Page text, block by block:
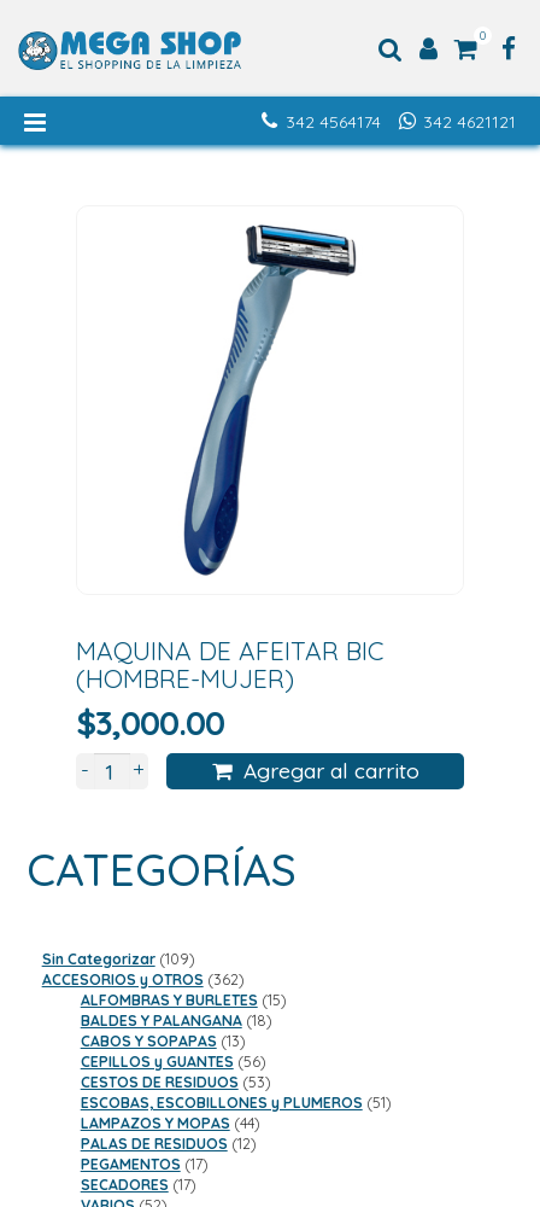
0
342 4621121
342 4564174
MAQUINA DE AFEITAR BIC
(HOMBRE-MUJER)
$3,000.00
- + Agregar al carrito
CATEGORÍAS
Sin Categorizar 109109
productos
ACCESORIOS y OTROS 362362
productos
ALFOMBRAS Y BURLETES 1515
BALDES Y PALANGANA 1818
CABOS Y SOPAPAS 1313
productos
CEPILLOS y GUANTES 5656
productos
CESTOS DE RESIDUOS 5353
productos
ESCOBAS, ESCOBILLONES y PLUMEROS 5151
LAMPAZOS Y MOPAS 4444
productos
PALAS DE RESIDUOS 1212
PEGAMENTOS 1717
SECADORES 1717